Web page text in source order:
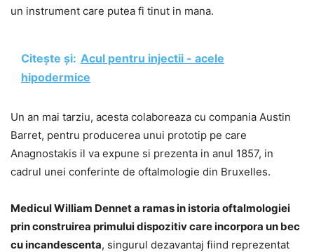
un instrument care putea fi tinut in mana.
Citește și: Acul pentru injectii - acele
hipodermice
Un an mai tarziu, acesta colaboreaza cu compania Austin
Barret, pentru producerea unui prototip pe care
Anagnostakis il va expune si prezenta in anul 1857, in
cadrul unei conferinte de oftalmologie din Bruxelles.
Medicul William Dennet a ramas in istoria oftalmologiei
prin construirea primului dispozitiv care incorpora un bec
cu incandescenta, singurul dezavantaj fiind reprezentat